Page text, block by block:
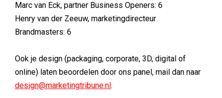
Marc van Eck, partner Business Openers: 6
Henry van der Zeeuw, marketingdirecteur
Brandmasters: 6
Ook je design (packaging, corporate, 3D, digital of
online) laten beoordelen door ons panel, mail dan naar
design@marketingtribune.nl.